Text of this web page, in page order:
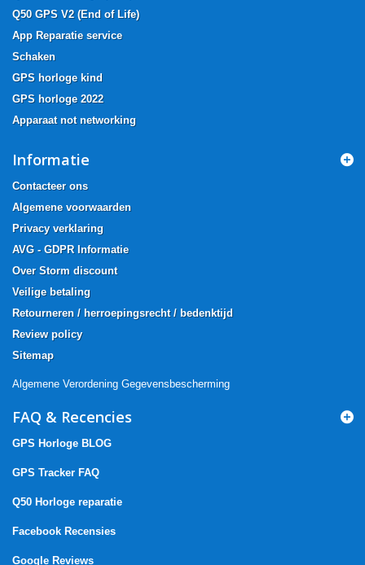
Q50 GPS V2 (End of Life)
App Reparatie service
Schaken
GPS horloge kind
GPS horloge 2022
Apparaat not networking
Informatie
Contacteer ons
Algemene voorwaarden
Privacy verklaring
AVG - GDPR Informatie
Over Storm discount
Veilige betaling
Retourneren / herroepingsrecht / bedenktijd
Review policy
Sitemap
Algemene Verordening Gegevensbescherming
FAQ & Recencies
GPS Horloge BLOG
GPS Tracker FAQ
Q50 Horloge reparatie
Facebook Recensies
Google Reviews